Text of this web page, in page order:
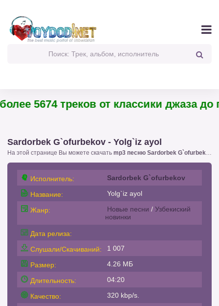
5674 треков от классики джаза до
Sardorbek G`ofurbekov - Yolg`iz ayol
На этой странице Вы можете скачать mp3 песню Sardorbek G`ofurbekov - Yolg`iz ayol
Исполнитель: Sardorbek G`ofurbekov
Название: Yolg`iz ayol
Жанр: Новые песни / Узбекиский
новинки
Дата релиза:
Слушали/Скачиваний:
1 007
Размер: 4.26 МБ
Длительность: 04:20
Качество: 320 kbp/s.